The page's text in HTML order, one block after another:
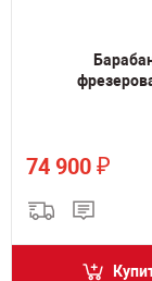
74 900 ₽